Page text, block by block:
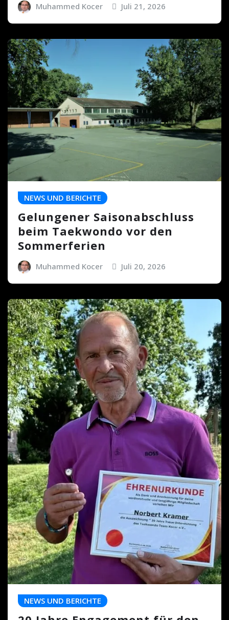
Muhammed Kocer Juli 21, 2026
NEWS UND BERICHTE
Gelungener Saisonabschluss
beim Taekwondo vor den
Sommerferien
Muhammed Kocer Juli 20, 2026
NEWS UND BERICHTE